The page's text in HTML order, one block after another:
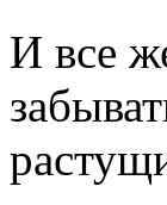
И все